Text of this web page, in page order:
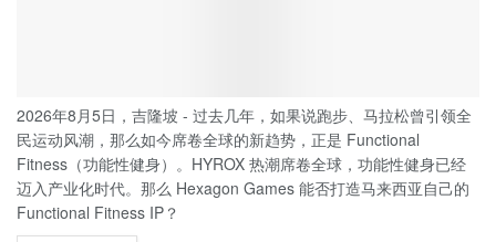
2026年8月5日，吉隆坡 - 过去几年，如果说跑步、马拉松曾引领全
民运动风潮，那么如今席卷全球的新趋势，正是 Functional
Fitness（功能性健身）。HYROX 热潮席卷全球，功能性健身已经
迈入产业化时代。那么 Hexagon Games 能否打造马来西亚自己的
Functional Fitness IP？